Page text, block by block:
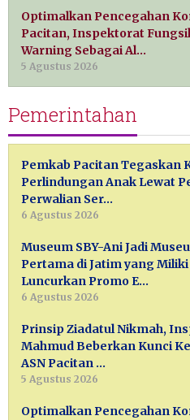
Optimalkan Pencegahan
Pacitan, Inspektorat
Warning Sebagai Al…
5 Agustus 2026
Pemerintahan
Pemkab Pacitan Tegaskan
Perlindungan Anak Lewat
Perwalian Ser…
6 Agustus 2026
Museum SBY-Ani Jadi
Pertama di Jatim yang Miliki
Luncurkan Promo E…
6 Agustus 2026
Prinsip Ziadatul Nikmah,
Mahmud Beberkan Kunci
ASN Pacitan …
5 Agustus 2026
Optimalkan Pencegahan